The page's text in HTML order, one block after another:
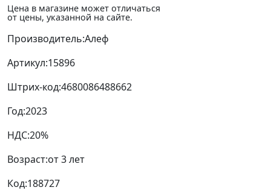
Цена в магазине может отличаться
от цены, указанной на сайте.
Производитель:Алеф
Артикул:15896
Штрих-код:4680086488662
Год:2023
НДС:20%
Возраст:от 3 лет
Код:188727